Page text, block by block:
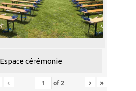
Espace cérémonie
‹ of2 › »